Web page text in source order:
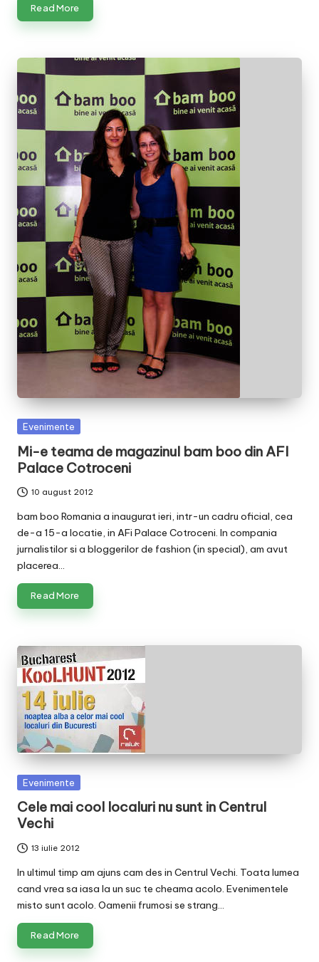
Read More
Posted
Evenimente
Mi-e teama de magazinul bam boo din AFI
Palace Cotroceni
10 august 2012
bam boo Romania a inaugurat ieri, intr-un cadru oficial, cea
de-a 15-a locatie, in AFi Palace Cotroceni. In compania
jurnalistilor si a bloggerilor de fashion (in special), am avut
placerea…
Read More
Posted
Evenimente
Cele mai cool localuri nu sunt in Centrul
Vechi
13 iulie 2012
In ultimul timp am ajuns cam des in Centrul Vechi. Toata lumea
cand vrea sa iasa la un suc te cheama acolo. Evenimentele
misto sunt acolo. Oamenii frumosi se strang…
Read More